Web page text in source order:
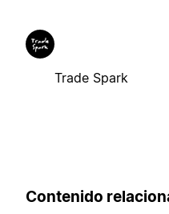
Trade Spark
Contenido